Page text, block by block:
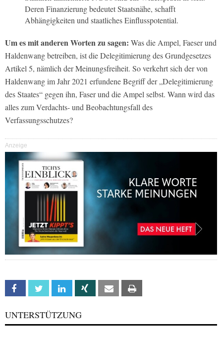
Deren Finanzierung bedeutet Staatsnähe, schafft
Abhängigkeiten und staatliches Einflusspotential.
Um es mit anderen Worten zu sagen: Was die Ampel, Faeser und
Haldenwang betreiben, ist die Delegitimierung des Grundgesetzes
Artikel 5, nämlich der Meinungsfreiheit. So verkehrt sich der von
Haldenwang im Jahr 2021 erfundene Begriff der „Delegitimierung
des Staates“ gegen ihn, Faser und die Ampel selbst. Wann wird das
alles zum Verdachts- und Beobachtungsfall des
Verfassungsschutzes?
Anzeige
Facebook Twitter Linkedin Xing Email
UNTERSTÜTZUNG